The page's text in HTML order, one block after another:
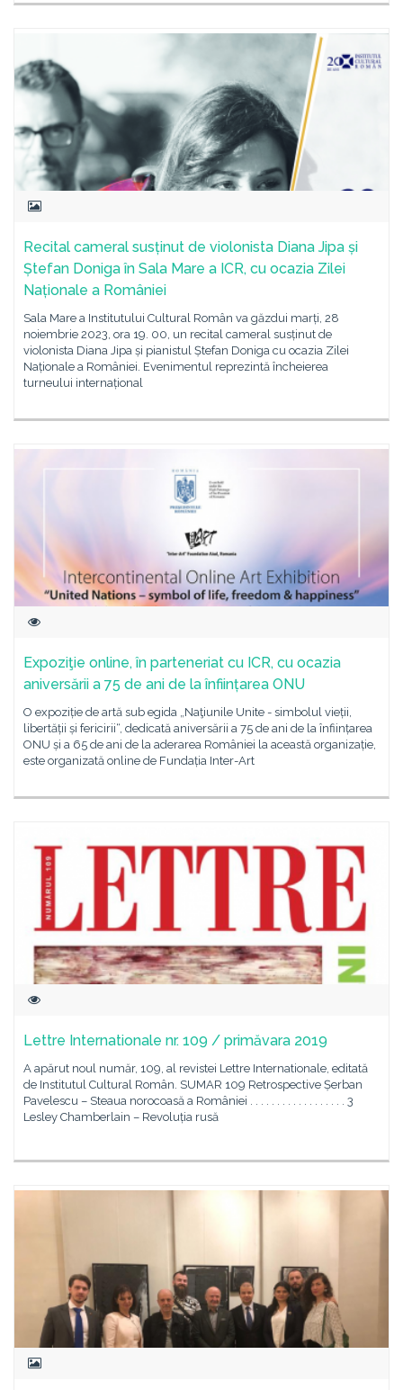
Recital cameral susținut de violonista Diana Jipa și
Ștefan Doniga în Sala Mare a ICR, cu ocazia Zilei
Naționale a României
Sala Mare a Institutului Cultural Român va găzdui marți, 28
noiembrie 2023, ora 19. 00, un recital cameral susținut de
violonista Diana Jipa și pianistul Ștefan Doniga cu ocazia Zilei
Naționale a României. Evenimentul reprezintă încheierea
turneului internațional
Expoziţie online, în parteneriat cu ICR, cu ocazia
aniversării a 75 de ani de la înființarea ONU
O expoziție de artă sub egida „Naţiunile Unite - simbolul vieții,
libertății și fericirii“, dedicată aniversării a 75 de ani de la înființarea
ONU și a 65 de ani de la aderarea României la această organizație,
este organizată online de Fundația Inter-Art
Lettre Internationale nr. 109 / primăvara 2019
A apărut noul număr, 109, al revistei Lettre Internationale, editată
de Institutul Cultural Român. SUMAR 109 Retrospective Șerban
Pavelescu – Steaua norocoasă a României . . . . . . . . . . . . . . . . . . 3
Lesley Chamberlain – Revoluția rusă